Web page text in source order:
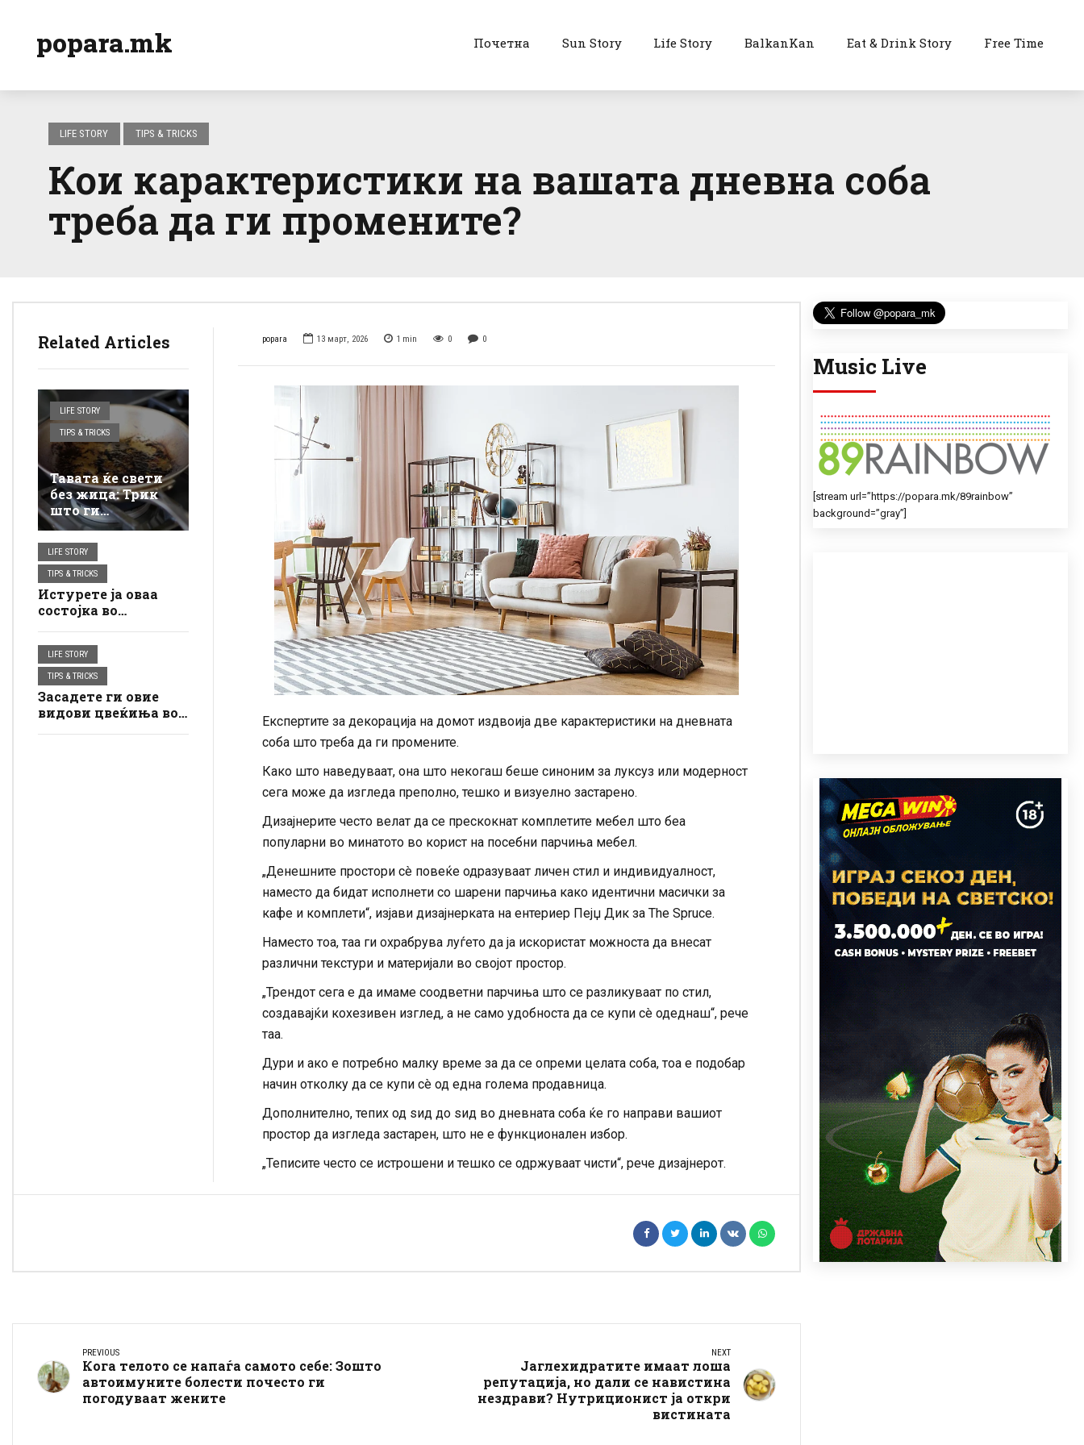
popara.mk Почетна Sun Story Life Story BalkanKan Eat & Drink Story Free Time
LIFE STORY TIPS & TRICKS
Кои карактеристики на вашата дневна соба
треба да ги промените?
Related Articles
LIFE STORY
TIPS & TRICKS
Тавата ќе свети
без жица: Трик
што ги
отстранува дури
и
најтврдокорните
наслаги
LIFE STORY
TIPS & TRICKS
Истурете ја оваа
состојка во
перење и ќе бидете
изненадени од
резултатот:
Дамките се
отстрануваат
полесно, а облеката
изгледа посвежа
LIFE STORY
TIPS & TRICKS
Засадете ги овие
видови цвеќиња во
popara 13 март, 2026 1 min 0 0
Експертите за декорација на домот издвоија две карактеристики на дневната
соба што треба да ги промените.
Како што наведуваат, она што некогаш беше синоним за луксуз или модерност
сега може да изгледа преполно, тешко и визуелно застарено.
Дизајнерите често велат да се прескокнат комплетите мебел што беа
популарни во минатото во корист на посебни парчиња мебел.
„Денешните простори сè повеќе одразуваат личен стил и индивидуалност,
наместо да бидат исполнети со шарени парчиња како идентични масички за
кафе и комплети“, изјави дизајнерката на ентериер Пејџ Дик за The Spruce.
Наместо тоа, таа ги охрабрува луѓето да ја искористат можноста да внесат
различни текстури и материјали во својот простор.
„Трендот сега е да имаме соодветни парчиња што се разликуваат по стил,
создавајќи кохезивен изглед, а не само удобноста да се купи сè одеднаш“, рече
таа.
Дури и ако е потребно малку време за да се опреми целата соба, тоа е подобар
начин отколку да се купи сè од една голема продавница.
Дополнително, тепих од ѕид до ѕид во дневната соба ќе го направи вашиот
простор да изгледа застарен, што не е функционален избор.
„Теписите често се истрошени и тешко се одржуваат чисти“, рече дизајнерот.
PREVIOUS
Кога телото се напаѓа самото себе: Зошто
автоимуните болести почесто ги
погодуваат жените
NEXT
Јаглехидратите имаат лоша
репутација, но дали се навистина
нездрави? Нутриционист ја откри
вистината
Music Live
[stream url=”https://popara.mk/89rainbow”
background=”gray”]